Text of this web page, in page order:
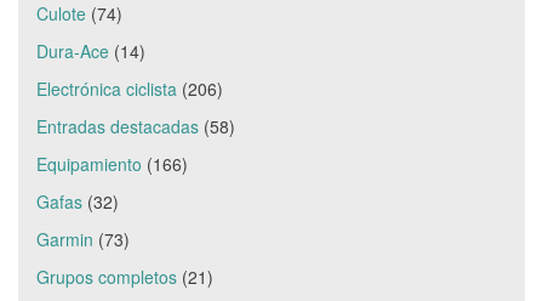
Culote (74)
Dura-Ace (14)
Electrónica ciclista (206)
Entradas destacadas (58)
Equipamiento (166)
Gafas (32)
Garmin (73)
Grupos completos (21)